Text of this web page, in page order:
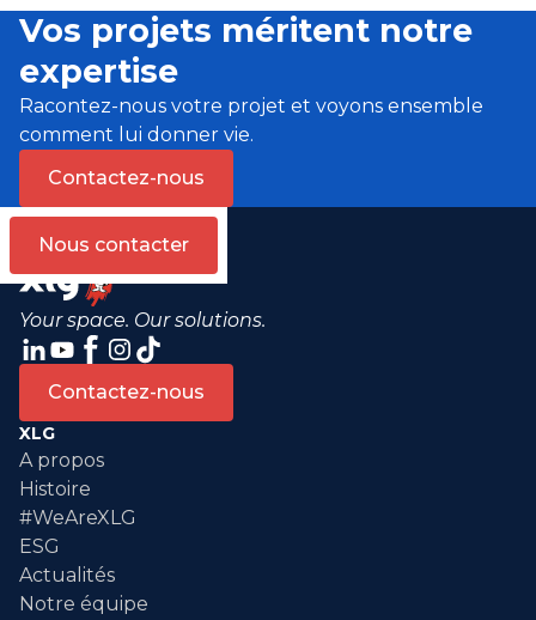
Vos projets méritent notre
expertise
Racontez-nous votre projet et voyons ensemble
comment lui donner vie.
Contactez-nous
Nous contacter
Your space. Our solutions.
Contactez-nous
XLG
A propos
Histoire
#WeAreXLG
ESG
Actualités
Notre équipe